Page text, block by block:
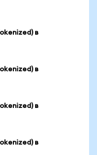
в
в
в
в